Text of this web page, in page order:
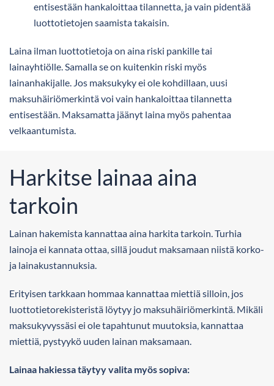
entisestään hankaloittaa tilannetta, ja vain pidentää
luottotietojen saamista takaisin.
Laina ilman luottotietoja on aina riski pankille tai
lainayhtiölle. Samalla se on kuitenkin riski myös
lainanhakijalle. Jos maksukyky ei ole kohdillaan, uusi
maksuhäiriömerkintä voi vain hankaloittaa tilannetta
entisestään. Maksamatta jäänyt laina myös pahentaa
velkaantumista.
Harkitse lainaa aina
tarkoin
Lainan hakemista kannattaa aina harkita tarkoin. Turhia
lainoja ei kannata ottaa, sillä joudut maksamaan niistä korko-
ja lainakustannuksia.
Erityisen tarkkaan hommaa kannattaa miettiä silloin, jos
luottotietorekisteristä löytyy jo maksuhäiriömerkintä. Mikäli
maksukyvyssäsi ei ole tapahtunut muutoksia, kannattaa
miettiä, pystyykö uuden lainan maksamaan.
Lainaa hakiessa täytyy valita myös sopiva: